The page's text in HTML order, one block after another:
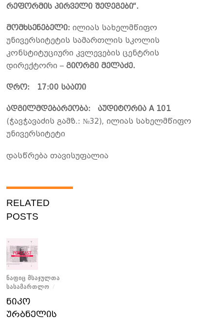
რეფორმის პირველი შედეგები“.
მომხსენებელი:ილიას სახელმწიფო
უნივერსიტეტის სამართლის სკოლის
კონსტიტუციური კვლევების ცენტრის
დირექტორი – გიორგი მელაძე.
დრო: 17:00საათი
ადგილმდებარეობა:აუდიტორია A 101
(ჭავჭავაძის გამზ.: №32), ილიას სახელმწიფო
უნივერსიტეტი
დასწრება თავისუფალია
RELATED
POSTS
ᲜᲐᲤᲘᲪ ᲛᲡᲐᲯᲣᲚᲗᲐ
ᲡᲐᲡᲐᲛᲐᲠᲗᲚᲝ /
ნიკო
ურბნელის